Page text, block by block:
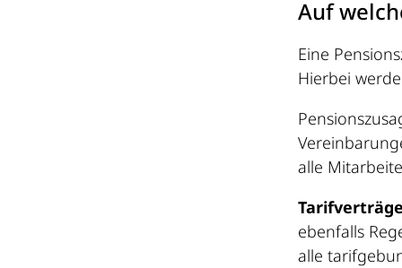
Auf
Eine
Hierbei
alle
ebenfalls
alle